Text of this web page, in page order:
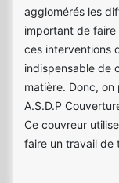
agglomérés les
important de
ces interventions
indispensable de
matière. Donc,
A.S.D.P
Ce couvreur
faire un travail de